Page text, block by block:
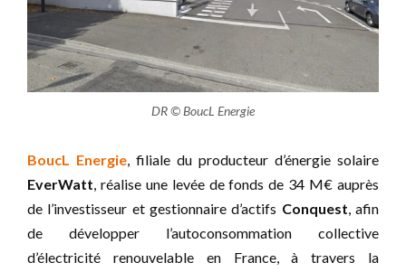
DR © BoucL Energie
BoucL Energie, filiale du producteur d’énergie solaire
EverWatt, réalise une levée de fonds de 34 M€ auprès
de l’investisseur et gestionnaire d’actifs Conquest, afin
de développer l’autoconsommation collective
d’électricité renouvelable en France, à travers la